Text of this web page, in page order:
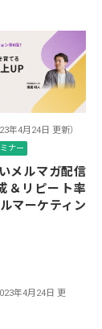
年4月24日 更新）
ナー
メルマガ配信
＆リピート率
マーケティン
年4月24日 更